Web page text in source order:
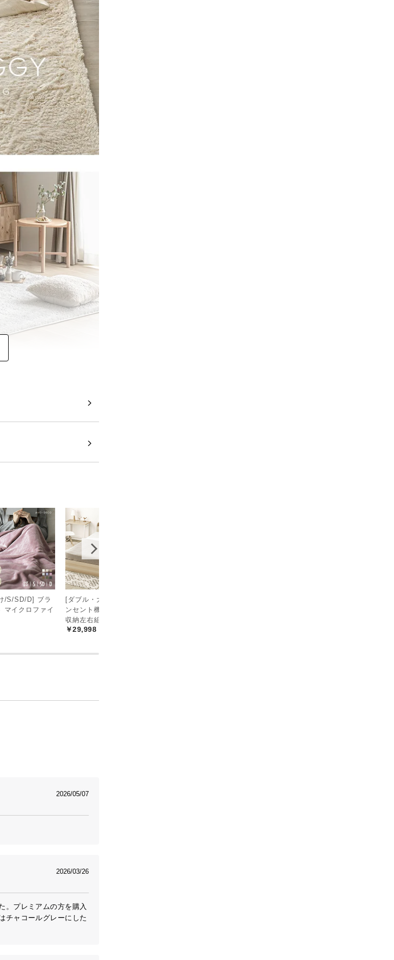
/S/SD/D] ブラ
マイクロファイ
[ダブル・大容量収納] コ
ンセント機能付きベッド
収納左右組み換え可能
￥29,998
2026/05/07
2026/03/26
。プレミアムの方を購入
チャコールグレーにした